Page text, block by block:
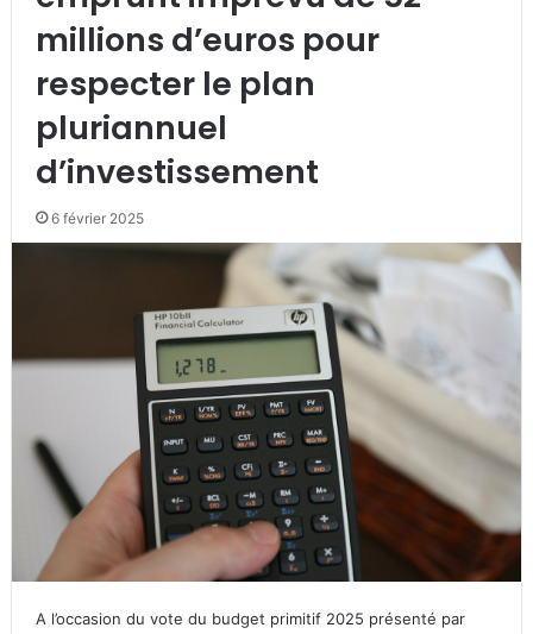
millions d’euros pour
respecter le plan
pluriannuel
d’investissement
6 février 2025
A l’occasion du vote du budget primitif 2025 présenté par